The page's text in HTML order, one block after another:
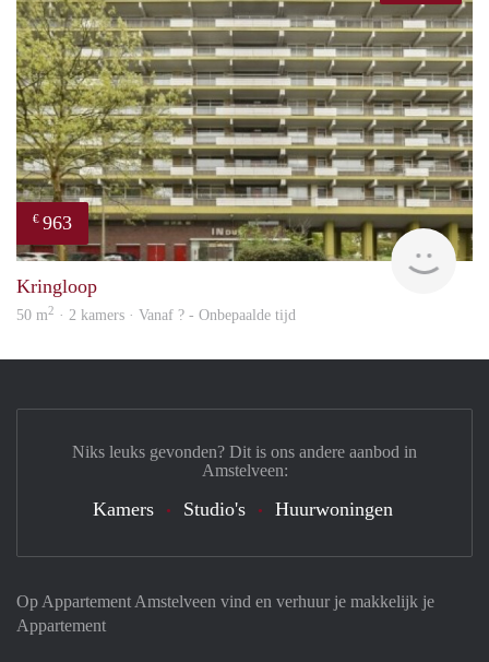
€ 963
Kringloop
50 m2 · 2 kamers · Vanaf ? - Onbepaalde tijd
Op Appartement Amstelveen vind en verhuur je makkelijk je
Appartement
Niks leuks gevonden? Dit is ons andere aanbod in
Amstelveen:
Kamers Studio's Huurwoningen